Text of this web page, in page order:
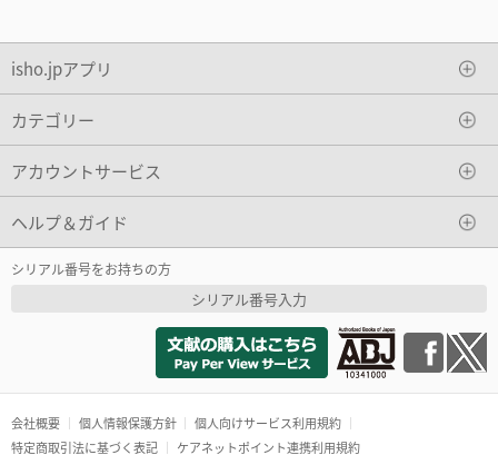
isho.jpアプリ
カテゴリー
アカウントサービス
ヘルプ＆ガイド
シリアル番号をお持ちの方
シリアル番号入力
会社概要 個人情報保護方針
個人向けサービス利用規約
特定商取引法に基づく表記
ケアネットポイント連携利用規約